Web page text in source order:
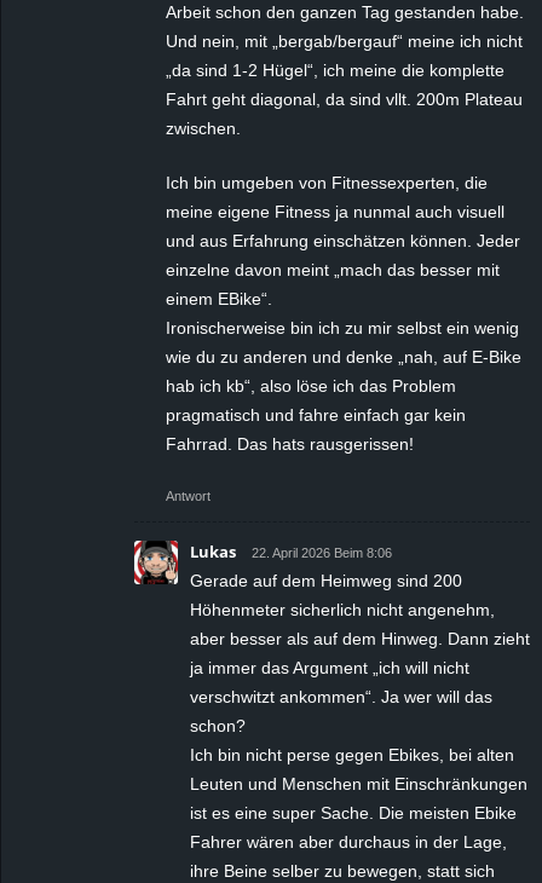
Arbeit schon den ganzen Tag gestanden habe.
Und nein, mit „bergab/bergauf“ meine ich nicht
„da sind 1-2 Hügel“, ich meine die komplette
Fahrt geht diagonal, da sind vllt. 200m Plateau
zwischen.
Ich bin umgeben von Fitnessexperten, die
meine eigene Fitness ja nunmal auch visuell
und aus Erfahrung einschätzen können. Jeder
einzelne davon meint „mach das besser mit
einem EBike“.
Ironischerweise bin ich zu mir selbst ein wenig
wie du zu anderen und denke „nah, auf E-Bike
hab ich kb“, also löse ich das Problem
pragmatisch und fahre einfach gar kein
Fahrrad. Das hats rausgerissen!
Antwort
Lukas 22. April 2026 Beim 8:06
Gerade auf dem Heimweg sind 200
Höhenmeter sicherlich nicht angenehm,
aber besser als auf dem Hinweg. Dann zieht
ja immer das Argument „ich will nicht
verschwitzt ankommen“. Ja wer will das
schon?
Ich bin nicht perse gegen Ebikes, bei alten
Leuten und Menschen mit Einschränkungen
ist es eine super Sache. Die meisten Ebike
Fahrer wären aber durchaus in der Lage,
ihre Beine selber zu bewegen, statt sich